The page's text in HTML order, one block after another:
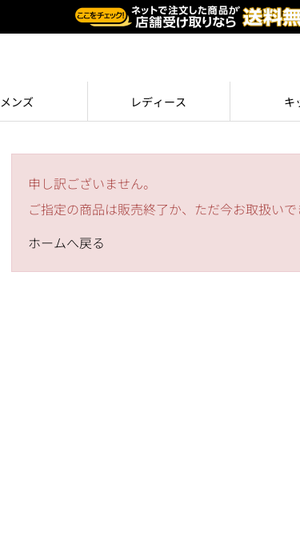
メンズ レディース キ
申し訳ございません。
ご指定の商品は販売終了か、ただ今お取扱いで
ホームへ戻る